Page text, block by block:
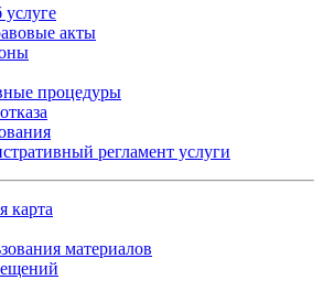
акты
процедуры
регламент услуги
карта
материалов